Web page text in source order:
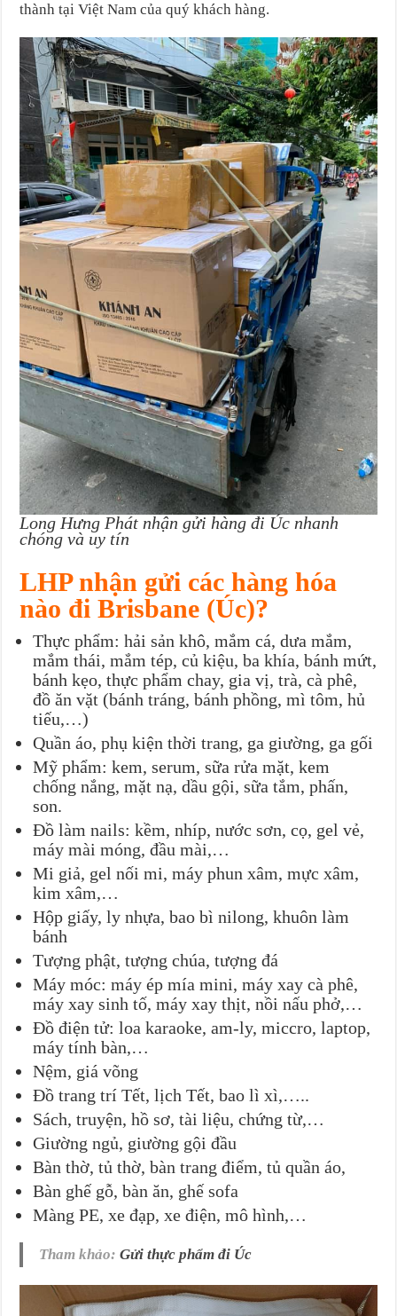
thành tại Việt Nam của quý khách hàng.
Long Hưng Phát nhận gửi hàng đi Úc nhanh
chóng và uy tín
LHP nhận gửi các hàng hóa
nào đi Brisbane (Úc)?
Thực phẩm: hải sản khô, mắm cá, dưa mắm,
mắm thái, mắm tép, củ kiệu, ba khía, bánh mứt,
bánh kẹo, thực phẩm chay, gia vị, trà, cà phê,
đồ ăn vặt (bánh tráng, bánh phồng, mì tôm, hủ
tiếu,…)
Quần áo, phụ kiện thời trang, ga giường, ga gối
Mỹ phẩm: kem, serum, sữa rửa mặt, kem
chống nắng, mặt nạ, dầu gội, sữa tắm, phấn,
son.
Đồ làm nails: kềm, nhíp, nước sơn, cọ, gel vẻ,
máy mài móng, đầu mài,…
Mi giả, gel nối mi, máy phun xâm, mực xâm,
kim xâm,…
Hộp giấy, ly nhựa, bao bì nilong, khuôn làm
bánh
Tượng phật, tượng chúa, tượng đá
Máy móc: máy ép mía mini, máy xay cà phê,
máy xay sinh tố, máy xay thịt, nồi nấu phở,…
Đồ điện tử: loa karaoke, am-ly, miccro, laptop,
máy tính bàn,…
Nệm, giá võng
Đồ trang trí Tết, lịch Tết, bao lì xì,…..
Sách, truyện, hồ sơ, tài liệu, chứng từ,…
Giường ngủ, giường gội đầu
Bàn thờ, tủ thờ, bàn trang điểm, tủ quần áo,
Bàn ghế gỗ, bàn ăn, ghế sofa
Màng PE, xe đạp, xe điện, mô hình,…
Tham khảo:Gửi thực phẩm đi Úc